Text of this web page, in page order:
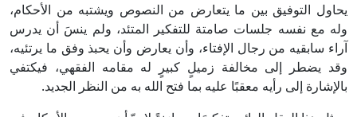
يحاول التوفيق بين ما يتعارض من النصوص ويشتبه من الأحكام،
وله مع نفسه جلسات صامتة للتفكير المتئد، ولم ينسَ أن يدرس
آراء سابقيه من رجال الإفتاء، وأن يعارض وأن يحبذ وفق ما يرتئيه،
وقد يضطر إلى مخالفة زميلٍ كبيرٍ له مقامه الفقهي، فيكتفي
بالإشارة إلى رأيه معقبًا عليه بما فتح الله به من النظر الجديد.